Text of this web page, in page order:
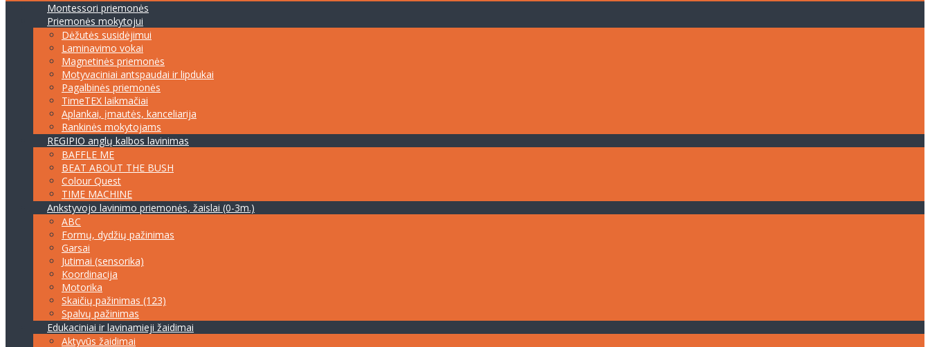
Montessori priemonės
Priemonės mokytojui
Dėžutės susidėjimui
Laminavimo vokai
Magnetinės priemonės
Motyvaciniai antspaudai ir lipdukai
Pagalbinės priemonės
TimeTEX laikmačiai
Aplankai, įmautės, kanceliarija
Rankinės mokytojams
REGIPIO anglų kalbos lavinimas
BAFFLE ME
BEAT ABOUT THE BUSH
Colour Quest
TIME MACHINE
Ankstyvojo lavinimo priemonės, žaislai (0-3m.)
ABC
Formų, dydžių pažinimas
Garsai
Jutimai (sensorika)
Koordinacija
Motorika
Skaičių pažinimas (123)
Spalvų pažinimas
Edukaciniai ir lavinamieji žaidimai
Aktyvūs žaidimai